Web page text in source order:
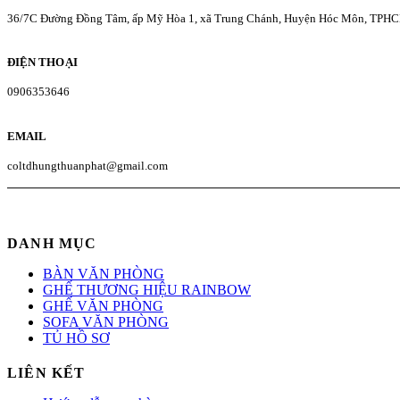
36/7C Đường Đồng Tâm, ấp Mỹ Hòa 1, xã Trung Chánh, Huyện Hóc Môn,
ĐIỆN THOẠI
0906353646
EMAIL
coltdhungthuanphat@gmail.com
DANH MỤC
BÀN VĂN PHÒNG
GHẾ THƯƠNG HIỆU RAINBOW
GHẾ VĂN PHÒNG
SOFA VĂN PHÒNG
TỦ HỒ SƠ
LIÊN KẾT